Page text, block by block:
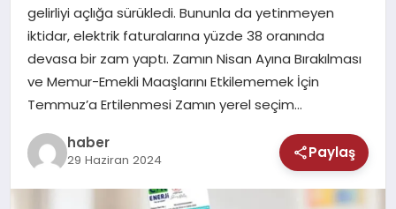
TEKNOLOJI
gelirliyi açlığa sürükledi. Bununla da yetinmeyen
iktidar, elektrik faturalarına yüzde 38 oranında
devasa bir zam yaptı. Zamın Nisan Ayına Bırakılması
ve Memur-Emekli Maaşlarını Etkilememek İçin
Temmuz’a Ertilenmesi Zamın yerel seçim…
haber
29 Haziran 2024 Paylaş